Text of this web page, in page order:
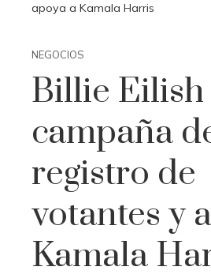
apoya a Kamala Harris
NEGOCIOS
Billie Eilish
campaña
registro de
votantes y
Kamala